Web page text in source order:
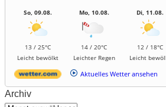
So, 09.08.
13 / 25°C
Leicht bewölkt
Mo, 10.08.
14 / 20°C
Leichter Regen
Di, 11.08.
12 / 18°C
Leicht
Aktuelles Wetter ansehen
Archiv